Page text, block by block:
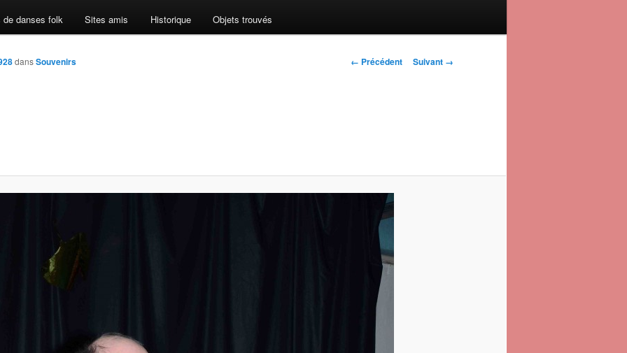
de danses folk Sites amis Historique Objets trouvés
Navigation des
← Précédent Suivant →
dansSouvenirs